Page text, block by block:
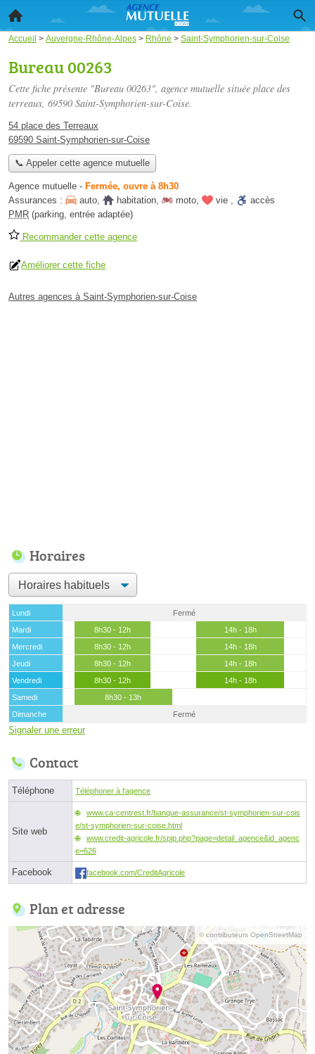
Accueil > Auvergne-Rhône-Alpes > Rhône > Saint-Symphorien-sur-Coise
Bureau 00263
Cette fiche présente "Bureau 00263", agence mutuelle située place des
terreaux, 69590 Saint-Symphorien-sur-Coise.
54 place des Terreaux
69590 Saint-Symphorien-sur-Coise
📞 Appeler cette agence mutuelle
Agence mutuelle - Fermée, ouvre à 8h30
Assurances :
auto, habitation, moto, vie ,
accès
PMR (parking, entrée adaptée)
Recommander cette agence
Améliorer cette fiche
Autres agences à Saint-Symphorien-sur-Coise
Horaires
Lundi
Fermé
Mardi
8h30 - 12h
14h - 18h
Mercredi
8h30 - 12h
14h - 18h
Jeudi
8h30 - 12h
14h - 18h
Vendredi
8h30 - 12h
14h - 18h
Samedi
8h30 - 13h
Dimanche
Fermé
Signaler une erreur
Contact
Téléphone Téléphoner à l'agence
Site web
www.ca-centrest.fr/banque-assurance/st-symphorien-sur-cois
e/st-symphorien-sur-coise.html
www.credit-agricole.fr/spip.php?page=detail_agence&id_agenc
e=626
Facebook facebook.com/CreditAgricole
Plan et adresse
© contributeurs OpenStreetMap